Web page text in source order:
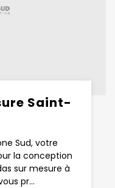
Saint-
Sud, votre
la conception
sur mesure à
pr...